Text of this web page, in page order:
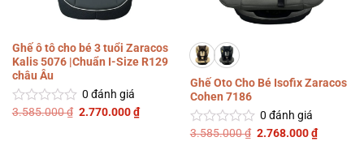
Ghế ô tô cho bé 3 tuổi Zaracos
Kalis 5076 |Chuẩn I-Size R129
châu Âu
Được
0 đánh giá
3.585.000₫ Giá
2.770.000₫Giá
hiện
Ghế Oto Cho Bé Isofix Zaracos
Cohen 7186
Được
0 đánh giá
3.585.000₫ Giá
2.768.000₫Giá
hiện